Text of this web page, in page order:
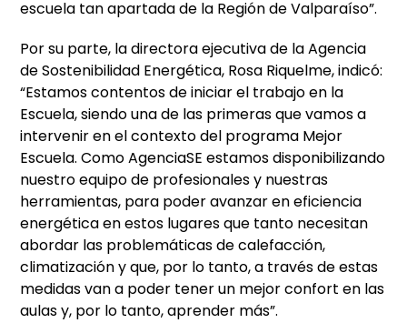
escuela tan apartada de la Región de Valparaíso”.
Por su parte, la directora ejecutiva de la Agencia
de Sostenibilidad Energética, Rosa Riquelme, indicó:
“Estamos contentos de iniciar el trabajo en la
Escuela, siendo una de las primeras que vamos a
intervenir en el contexto del programa Mejor
Escuela. Como AgenciaSE estamos disponibilizando
nuestro equipo de profesionales y nuestras
herramientas, para poder avanzar en eficiencia
energética en estos lugares que tanto necesitan
abordar las problemáticas de calefacción,
climatización y que, por lo tanto, a través de estas
medidas van a poder tener un mejor confort en las
aulas y, por lo tanto, aprender más”.